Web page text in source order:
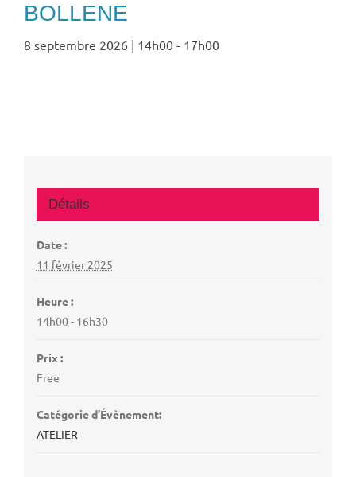
BOLLENE
8 septembre 2026 | 14h00 - 17h00
Détails
Date :
11 février 2025
Heure :
14h00 - 16h30
Prix :
Free
Catégorie d’Évènement:
ATELIER